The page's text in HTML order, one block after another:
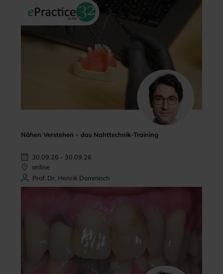
Nähen Verstehen - das Nahttechnik-Training
30.09.26 - 30.09.26
online
Prof. Dr. Henrik Dommisch